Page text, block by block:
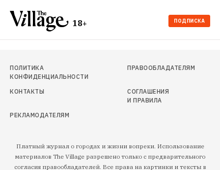
18+ ПОДПИСКА
ПОЛИТИКА
КОНФИДЕНЦИАЛЬНОСТИ
ПРАВООБЛАДАТЕЛЯМ
КОНТАКТЫ
СОГЛАШЕНИЯ
И ПРАВИЛА
РЕКЛАМОДАТЕЛЯМ
Платный журнал о городах и жизни вопреки. Использование
материалов The Village разрешено только с предварительного
согласия правообладателей. Все права на картинки и тексты в